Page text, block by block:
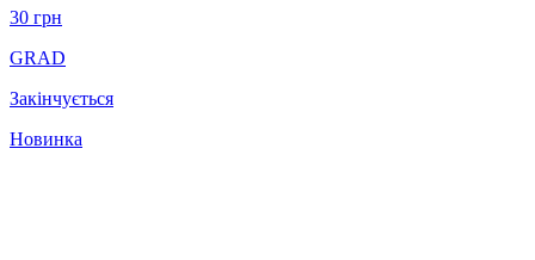
30 грн
GRAD
Закінчується
Новинка